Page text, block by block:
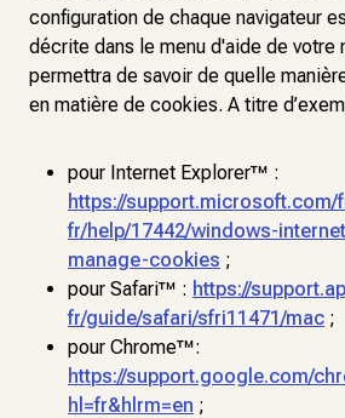
configuration de chaque navigateur
décrite dans le menu d'aide de votre
permettra de savoir de quelle
en matière de cookies. A titre
pour Internet Explorer™ :
https://support.microsoft.com/
fr/help/17442/windows-
manage-cookies ;
pour Safari™ : https://
fr/guide/safari/sfri11471/mac ;
pour Chrome™:
https://support.google.com/
hl=fr&hlrm=en ;